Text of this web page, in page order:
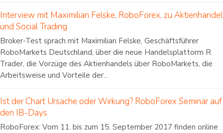
Interview mit Maximilian Felske, RoboForex, zu Aktienhandel
und Social Trading
Broker-Test sprach mit Maximilian Felske, Geschäftsführer
RoboMarkets Deutschland, über die neue Handelsplattorm R
Trader, die Vorzüge des Aktienhandels über RoboMarkets, die
Arbeitsweise und Vorteile der...
Ist der Chart Ursache oder Wirkung? RoboForex Seminar auf
den IB-Days
RoboForex: Vom 11. bis zum 15. September 2017 finden online